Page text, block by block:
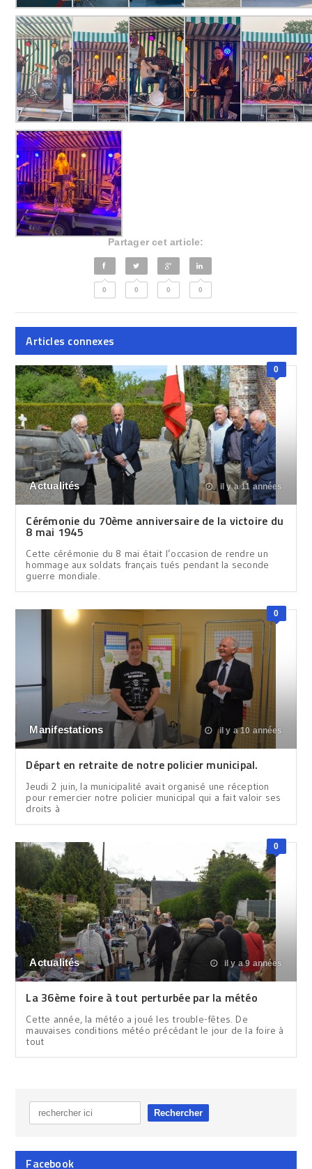
Partager cet article:
0 0 0 0
Articles connexes
0
Actualités il y a 11 années
Cérémonie du 70ème anniversaire de la victoire du
8 mai 1945
Cette cérémonie du 8 mai était l’occasion de rendre un
hommage aux soldats français tués pendant la seconde
guerre mondiale.
0
Manifestations il y a 10 années
Départ en retraite de notre policier municipal.
Jeudi 2 juin, la municipalité avait organisé une réception
pour remercier notre policier municipal qui a fait valoir ses
droits à
0
Actualités il y a 9 années
La 36ème foire à tout perturbée par la météo
Cette année, la météo a joué les trouble-fêtes. De
mauvaises conditions météo précédant le jour de la foire à
tout
Facebook